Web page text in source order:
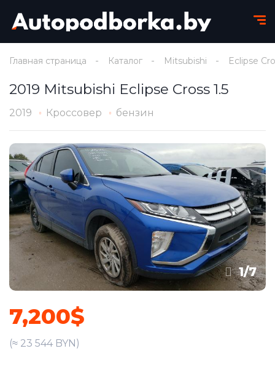
Главная страница Каталог Mitsubishi Eclipse
2019 Mitsubishi Eclipse Cross 1.5
2019 Кроссовер бензин
1/7
7,200$
(≈ 23 544 BYN)